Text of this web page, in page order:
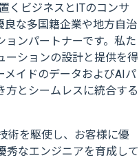
くビジネスとITのコンサ
良な多国籍企業や地方自治
ョンパートナーです。私た
ーションの設計と提供を得
メイドのデータおよびAIパ
方とシームレスに統合する
術を駆使し、お客様に優
秀なエンジニアを育成して